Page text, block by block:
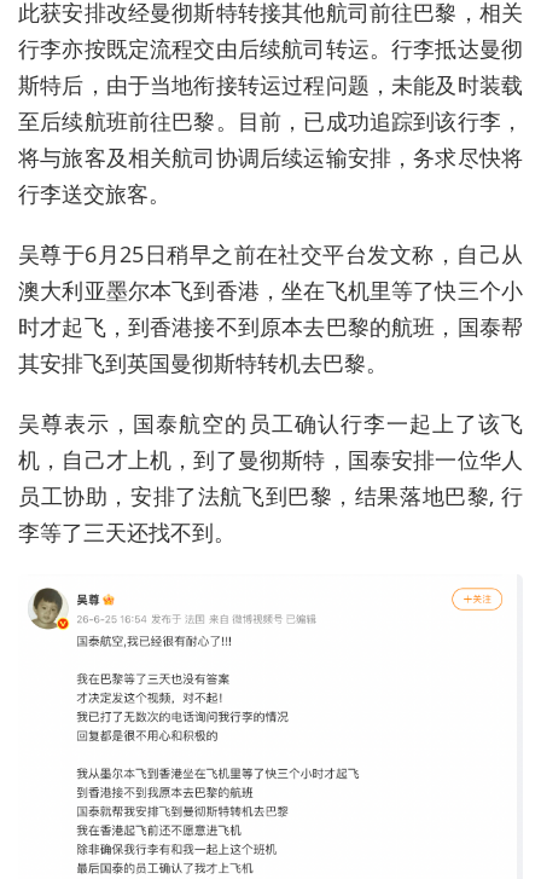
此获安排改经曼彻斯特转接其他航司前往巴黎，相关
行李亦按既定流程交由后续航司转运。行李抵达曼彻
斯特后，由于当地衔接转运过程问题，未能及时装载
至后续航班前往巴黎。目前，已成功追踪到该行李 ，
将与旅客及相关航司协调后续运输安排，务求尽快将
行李送交旅客。
吴尊于6月25日稍早之前在社交平台发文称， 自己从
澳大利亚墨尔本飞到香港，坐在飞机里等了快三个小
时才起飞，到香港接不到原本去巴黎的航班，国泰帮
其安排飞到英国曼彻斯特转机去巴黎。
吴尊表示 ，国泰航空的员工确认行李一起上了该飞
机 ， 自己才上机，到了曼彻斯特，国泰安排一位华人
员工协助，安排了法航飞到巴黎，结果落地巴黎, 行
李等了三天还找不到。